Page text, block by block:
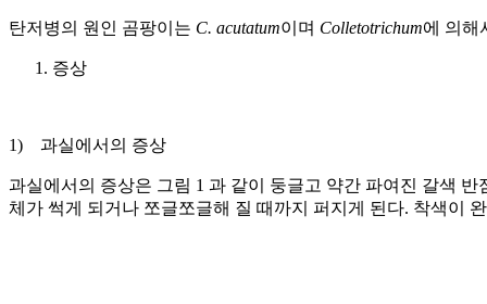
탄저병의 원인 곰팡이는 C. acutatum이며 Colletotrichum에 의해
증상
1) 과실에서의 증상
과실에서의 증상은 그림 1 과 같이 둥글고 약간 파여진 갈색
체가 썩게 되거나 쪼글쪼글해 질 때까지 퍼지게 된다. 착색이